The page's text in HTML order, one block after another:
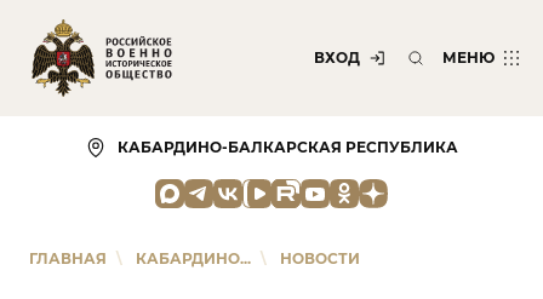
ВХОД МЕНЮ
КАБАРДИНО-БАЛКАРСКАЯ РЕСПУБЛИКА
ГЛАВНАЯ \ КАБАРДИНО... \ НОВОСТИ